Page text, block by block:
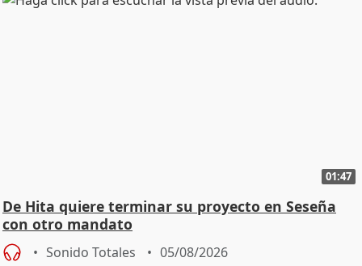
01:47
De Hita quiere terminar su proyecto en Seseña
con otro mandato
Sonido Totales 05/08/2026